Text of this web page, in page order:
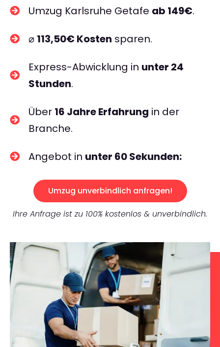
Umzug Karlsruhe Getafe ab 149€.
⌀ 113,50€ Kosten sparen.
Express-Abwicklung in unter 24
Stunden.
Über 16 Jahre Erfahrung in der
Branche.
Angebot in unter 60 Sekunden:
Umzug unverbindlich anfragen!
Ihre Anfrage ist zu 100% kostenlos & unverbindlich.